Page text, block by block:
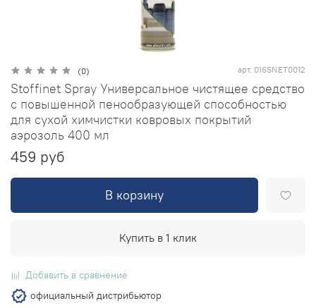
(0) арт. 016SNET0012
Stoffinet Spray Универсальное чистящее средство
с повышенной пенообразующей способностью
для сухой химчистки ковровых покрытий
аэрозоль 400 мл
459 руб
В корзину
Купить в 1 клик
Добавить в сравнение
официальный дистрибьютор